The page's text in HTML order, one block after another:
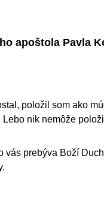
apoštola Pavla
položil som ako
nik nemôže
vás prebýva Boží